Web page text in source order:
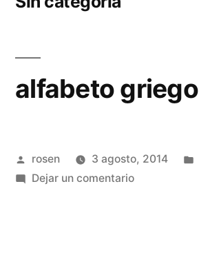
alfabeto griego
Publicado
por
rosen 3 agosto, 2014
Dejar un comentarioen